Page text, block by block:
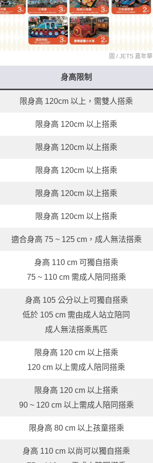
圖 /JETS 嘉年華
身高限制
限身高 120cm 以上，需雙人搭乘
限身高 120cm 以上搭乘
限身高 120cm 以上搭乘
限身高 120cm 以上搭乘
限身高 120cm 以上搭乘
限身高 120cm 以上搭乘
適合身高 75 ~ 125 cm，成人無法搭乘
身高 110 cm 可獨自搭乘
75 ~ 110 cm 需成人陪同搭乘
身高 105 公分以上可獨自搭乘
低於 105 cm 需由成人站立陪同
成人無法搭乘馬匹
限身高 120 cm 以上搭乘
120 cm 以上需成人陪同搭乘
限身高 120 cm 以上搭乘
90 ~ 120 cm 以上需成人陪同搭乘
限身高 80 cm 以上孩童搭乘
身高 110 cm 以尚可以獨自搭乘